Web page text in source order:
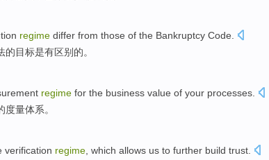
regime differ from those of the Bankruptcy Code.
的目标是有区别 的。
regime for the business value of your processes
度量体系。
verification regime which allows us to further build trust